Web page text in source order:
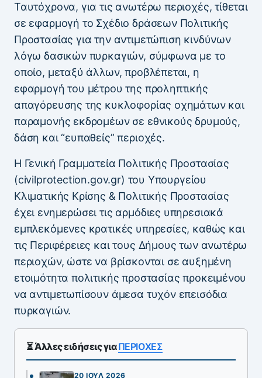
Ταυτόχρονα, για τις ανωτέρω περιοχές, τίθεται
σε εφαρμογή το Σχέδιο δράσεων Πολιτικής
Προστασίας για την αντιμετώπιση κινδύνων
λόγω δασικών πυρκαγιών, σύμφωνα με το
οποίο, μεταξύ άλλων, προβλέπεται, η
εφαρμογή του μέτρου της προληπτικής
απαγόρευσης της κυκλοφορίας οχημάτων και
παραμονής εκδρομέων σε εθνικούς δρυμούς,
δάση και “ευπαθείς” περιοχές.
Η Γενική Γραμματεία Πολιτικής Προστασίας
(civilprotection.gov.gr) του Υπουργείου
Κλιματικής Κρίσης & Πολιτικής Προστασίας
έχει ενημερώσει τις αρμόδιες υπηρεσιακά
εμπλεκόμενες κρατικές υπηρεσίες, καθώς και
τις Περιφέρειες και τους Δήμους των ανωτέρω
περιοχών, ώστε να βρίσκονται σε αυξημένη
ετοιμότητα πολιτικής προστασίας προκειμένου
να αντιμετωπίσουν άμεσα τυχόν επεισόδια
πυρκαγιών.
⏳ Άλλες ειδήσεις γιαΠΕΡΙΟΧΕΣ
20 ΙΟΎΛ 2026